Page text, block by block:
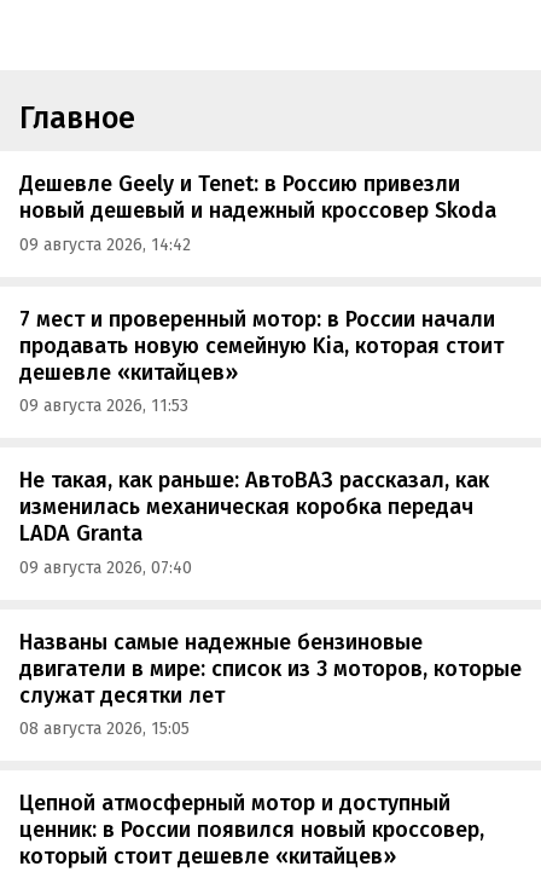
Главное
Дешевле Geely и Tenet: в Россию привезли
новый дешевый и надежный кроссовер Skoda
09 августа 2026, 14:42
7 мест и проверенный мотор: в России начали
продавать новую семейную Kia, которая стоит
дешевле «китайцев»
09 августа 2026, 11:53
Не такая, как раньше: АвтоВАЗ рассказал, как
изменилась механическая коробка передач
LADA Granta
09 августа 2026, 07:40
Названы самые надежные бензиновые
двигатели в мире: список из 3 моторов, которые
служат десятки лет
08 августа 2026, 15:05
Цепной атмосферный мотор и доступный
ценник: в России появился новый кроссовер,
который стоит дешевле «китайцев»